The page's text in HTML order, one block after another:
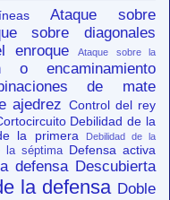
Ataque sobre
sobre diagonales
enroque
Ataque sobre la
o encaminamiento
de mate
ajedrez Control del rey
Debilidad de la
la primera
Debilidad de la
la séptima Defensa activa
defensa Descubierta
la defensa Doble